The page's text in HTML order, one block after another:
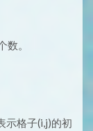
。
示格子(i,j)的初